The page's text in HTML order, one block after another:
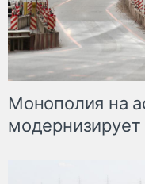
Монополия на